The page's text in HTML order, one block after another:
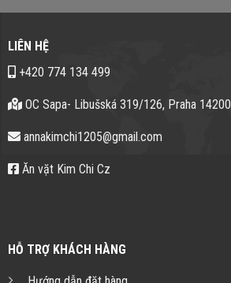
LIÊN HỆ
+420 774 134 499
OC Sapa- Libušská 319/126, Praha 14200
annakimchi1205@gmail.com
Ăn vặt Kim Chi Cz
HỖ TRỢ KHÁCH HÀNG